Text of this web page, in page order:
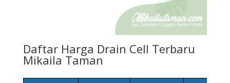
Daftar Harga Drain Cell Terbaru
Mikaila Taman